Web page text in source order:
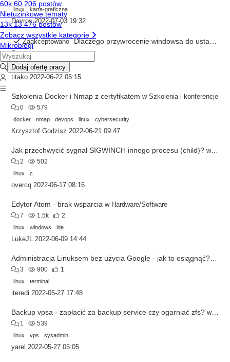
linux
karta-graficzna
Davros 2022-07-03 19:32
Zaakceptowano Dlaczego przywrocenie windowsa do ustawien fabrycznych mialo wplyw na linuxa?
1
820
windows
linux
titako 2022-06-22 05:15
Szkolenia Docker i Nmap z certyfikatem w Szkolenia i konferencje
0
579
docker
nmap devops linux cybersecurity
Krzysztof Godzisz 2022-06-21 09:47
Jak przechwycić sygnał SIGWINCH innego procesu (child)? w C/
2
502
linux
c
overcq 2022-06-17 08:16
Edytor Atom - brak wsparcia w Hardware/Software
7 1.5k
2
linux
windows ide
LukeJL 2022-06-09 14:44
w
3 900
1
linux
terminal
iteredi 2022-05-27 17:48
Backup vpsa - zapłacić za backup service czy ogarniać zfs? w
1
539
linux
vps sysadmin
yarel 2022-05-27 05:05